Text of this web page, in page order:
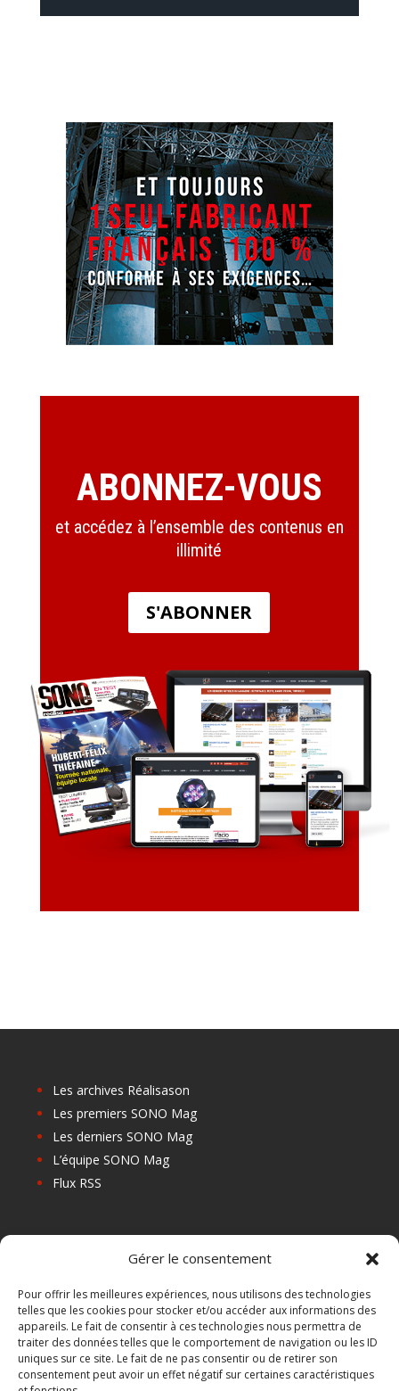
Gérer le consentement
Pour offrir les meilleures expériences, nous utilisons des technologies
telles que les cookies pour stocker et/ou accéder aux informations des
appareils. Le fait de consentir à ces technologies nous permettra de
traiter des données telles que le comportement de navigation ou les ID
uniques sur ce site. Le fait de ne pas consentir ou de retirer son
consentement peut avoir un effet négatif sur certaines caractéristiques
ABONNEZ-VOUS
et accédez à l’ensemble des contenus en
illimité
S'ABONNER
Les archives Réalisason
Les premiers SONO Mag
Les derniers SONO Mag
L’équipe SONO Mag
Flux RSS
Les Centres de Formation
Les Points Relais
Localiser Point Relais
Mon Compte